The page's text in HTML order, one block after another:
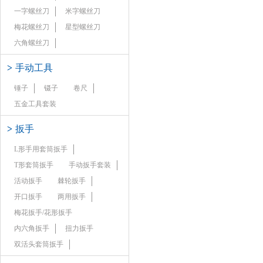
一字螺丝刀
米字螺丝刀
梅花螺丝刀
星型螺丝刀
六角螺丝刀
> 手动工具
锤子 镊子
卷尺
五金工具套装
> 扳手
L形手用套筒扳手
T形套筒扳手
手动扳手套装
活动扳手
棘轮扳手
开口扳手
两用扳手
梅花扳手/花形扳手
内六角扳手
扭力扳手
双活头套筒扳手